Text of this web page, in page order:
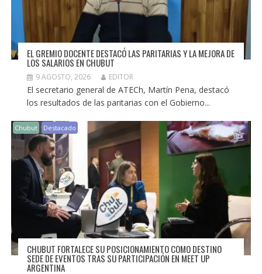
EL GREMIO DOCENTE DESTACÓ LAS PARITARIAS Y LA MEJORA DE
LOS SALARIOS EN CHUBUT
9 AGOSTO, 2026 EDITOR
El secretario general de ATECh, Martín Pena, destacó
los resultados de las paritarias con el Gobierno...
Chubut Destacado
CHUBUT FORTALECE SU POSICIONAMIENTO COMO DESTINO
SEDE DE EVENTOS TRAS SU PARTICIPACIÓN EN MEET UP
ARGENTINA